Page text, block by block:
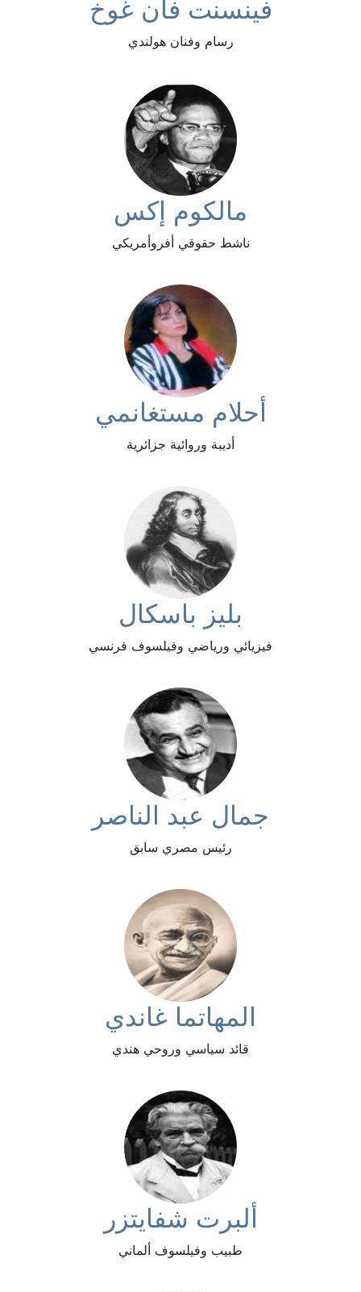
فينسنت فان غوخ
رسام وفنان هولندي
مالكوم إكس
ناشط حقوقي أفروأمريكي
أحلام مستغانمي
أديبة وروائية جزائرية
بليز باسكال
فيزيائي ورياضي وفيلسوف فرنسي
جمال عبد الناصر
رئيس مصري سابق
المهاتما غاندي
قائد سياسي وروحي هندي
ألبرت شفايتزر
طبيب وفيلسوف ألماني